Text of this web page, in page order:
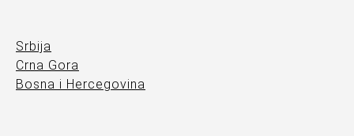
Srbija
Crna Gora
Bosna i Hercegovina